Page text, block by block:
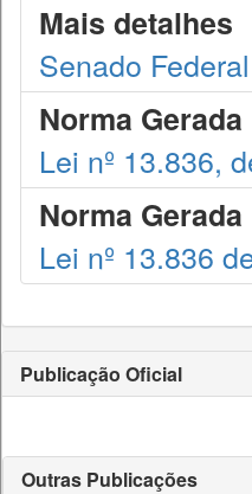
Mais detalhes
Senado Federal
Norma Gerada
Lei nº 13.836,
Norma Gerada
Lei nº 13.836
Publicação Oficial
Outras Publicações